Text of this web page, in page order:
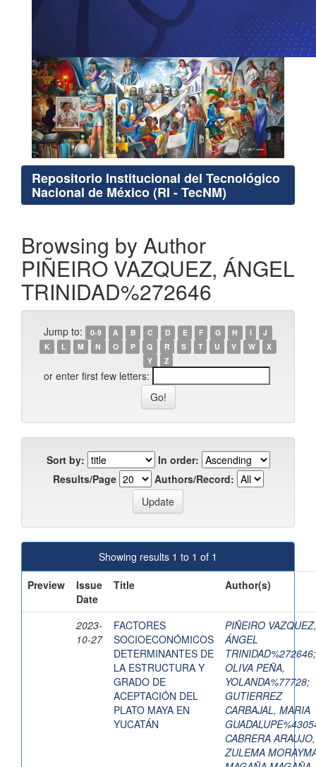
Repositorio Institucional del Tecnológico
Nacional de México (RI - TecNM)
Browsing by Author
PIÑEIRO VAZQUEZ, ÁNGEL
TRINIDAD%272646
Jump to: 0-9 A B C D E F G H I
J
K
L M N O P Q R S T U V W
X
Y
Z
or enter first few letters:
Sort by:
In order:
Results/Page
Authors/Record:
Showing results 1 to 1 of 1
Preview
Issue
Date
Title Author(s)
2023-
10-27
FACTORES
SOCIOECONÓMICOS
DETERMINANTES DE
LA ESTRUCTURA Y
GRADO DE
ACEPTACIÓN DEL
PLATO MAYA EN
YUCATÁN
PIÑEIRO VAZQUEZ,
ÁNGEL
TRINIDAD%272646;
OLIVA PEÑA,
YOLANDA%77728;
GUTIERREZ
CARBAJAL, MARIA
CABRERA ARAUJO,
ZULEMA